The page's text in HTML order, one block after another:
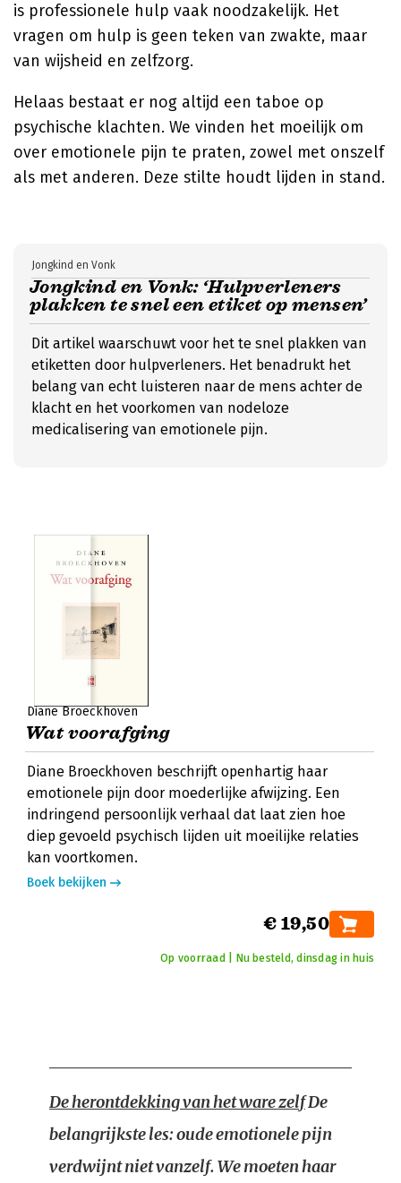
is professionele hulp vaak noodzakelijk. Het
vragen om hulp is geen teken van zwakte, maar
van wijsheid en zelfzorg.
Helaas bestaat er nog altijd een taboe op
psychische klachten. We vinden het moeilijk om
over emotionele pijn te praten, zowel met onszelf
als met anderen. Deze stilte houdt lijden in stand.
Jongkind en Vonk: ‘Hulpverleners
plakken te snel een etiket op mensen’
Jongkind en Vonk
Dit artikel waarschuwt voor het te snel plakken van
etiketten door hulpverleners. Het benadrukt het
belang van echt luisteren naar de mens achter de
klacht en het voorkomen van nodeloze
medicalisering van emotionele pijn.
Diane Broeckhoven
Wat voorafging
Diane Broeckhoven beschrijft openhartig haar
emotionele pijn door moederlijke afwijzing. Een
indringend persoonlijk verhaal dat laat zien hoe
diep gevoeld psychisch lijden uit moeilijke relaties
kan voortkomen.
Boek bekijken
€ 19,50
Op voorraad | Nu besteld, dinsdag in huis
De herontdekking van het ware zelfDe
belangrijkste les: oude emotionele pijn
verdwijnt niet vanzelf. We moeten haar